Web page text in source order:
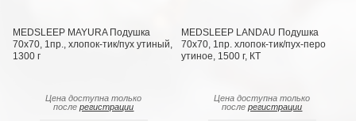
MEDSLEEP MAYURA Подушка
70х70, 1пр., хлопок-тик/пух утиный,
1300 г
Цена доступна только
послерегистрации
MEDSLEEP LANDAU Подушка
70х70, 1пр. хлопок-тик/пух-перо
утиное, 1500 г, КТ
Цена доступна только
послерегистрации